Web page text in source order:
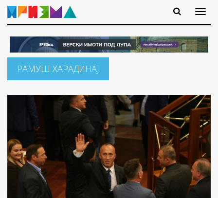
РАМУШ ХАРАДИНАЈ